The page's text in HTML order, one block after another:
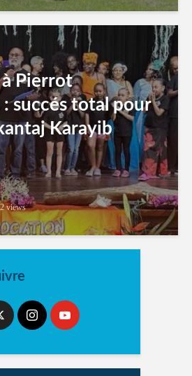
Pierrot
: succés total pour
Karayib
views